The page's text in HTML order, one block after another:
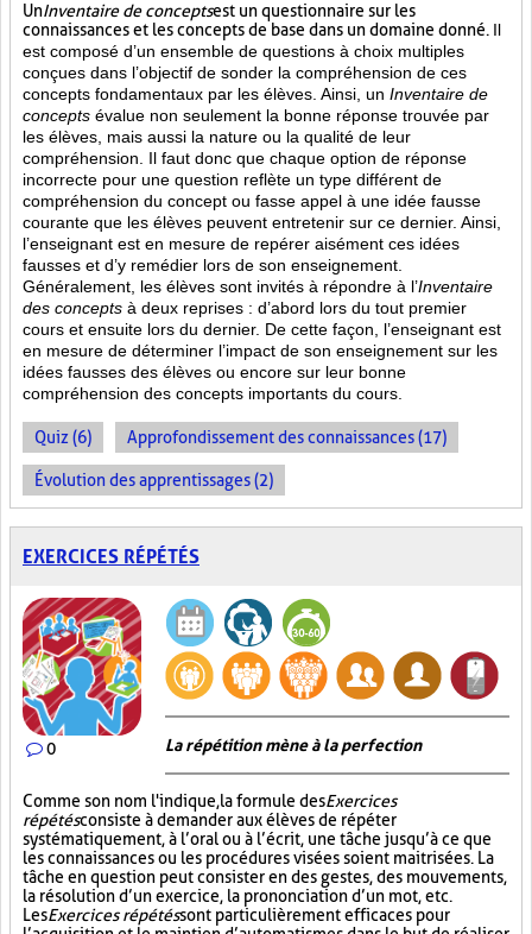
UnInventaire de conceptsest un questionnaire sur les
connaissances et les concepts de base dans un domaine donné. Il
est composé d’un ensemble de questions à choix multiples
conçues dans l’objectif de sonder la compréhension de ces
concepts fondamentaux par les élèves. Ainsi, un Inventaire de
concepts évalue non seulement la bonne réponse trouvée par
les élèves, mais aussi la nature ou la qualité de leur
compréhension. Il faut donc que chaque option de réponse
incorrecte pour une question reflète un type différent de
compréhension du concept ou fasse appel à une idée fausse
courante que les élèves peuvent entretenir sur ce dernier. Ainsi,
l’enseignant est en mesure de repérer aisément ces idées
fausses et d’y remédier lors de son enseignement.
Généralement, les élèves sont invités à répondre à l’Inventaire
des concepts à deux reprises : d’abord lors du tout premier
cours et ensuite lors du dernier. De cette façon, l’enseignant est
en mesure de déterminer l’impact de son enseignement sur les
idées fausses des élèves ou encore sur leur bonne
compréhension des concepts importants du cours.
Quiz (6) Approfondissement des connaissances (17)
Évolution des apprentissages (2)
EXERCICES RÉPÉTÉS
0 La répétition mène à la perfection
Comme son nom l'indique, la formule desExercices
répétésconsiste à demander aux élèves de répéter
systématiquement, à l’oral ou à l’écrit, une tâche jusqu’à ce que
les connaissances ou les procédures visées soient maitrisées. La
tâche en question peut consister en des gestes, des mouvements,
la résolution d’un exercice, la prononciation d’un mot, etc.
LesExercices répétéssont particulièrement efficaces pour